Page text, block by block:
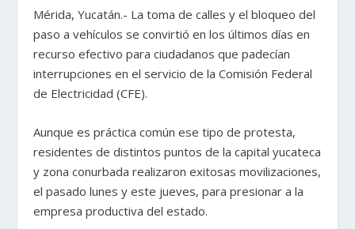
Mérida, Yucatán.- La toma de calles y el bloqueo del
paso a vehículos se convirtió en los últimos días en
recurso efectivo para ciudadanos que padecían
interrupciones en el servicio de la Comisión Federal
de Electricidad (CFE).
Aunque es práctica común ese tipo de protesta,
residentes de distintos puntos de la capital yucateca
y zona conurbada realizaron exitosas movilizaciones,
el pasado lunes y este jueves, para presionar a la
empresa productiva del estado.